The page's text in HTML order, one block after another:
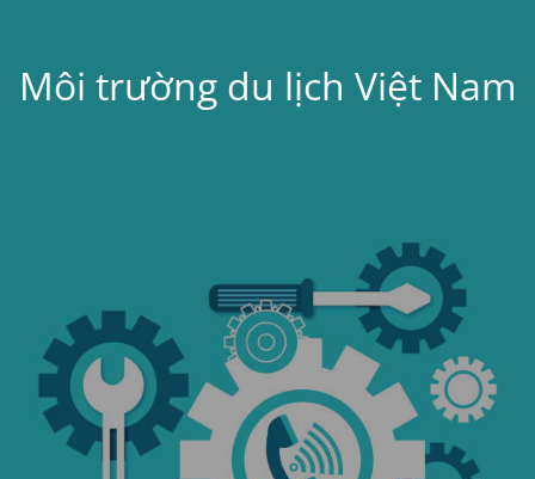
Môi trường du lịch Việt Nam